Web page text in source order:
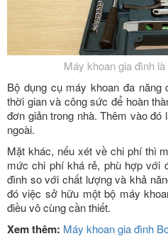
Máy khoan gia đình
Bộ dụng cụ máy khoan đa năng
thời gian và công sức để hoàn
đơn giản trong nhà. Thêm vào
ngoài.
Mặt khác, nếu xét về chi phí thì
mức chi phí khá rẻ, phù hợp với
đình so với chất lượng và khả
đó việc sở hữu một bộ máy
điều vô cùng cần thiết.
Xem thêm: Máy khoan gia đình